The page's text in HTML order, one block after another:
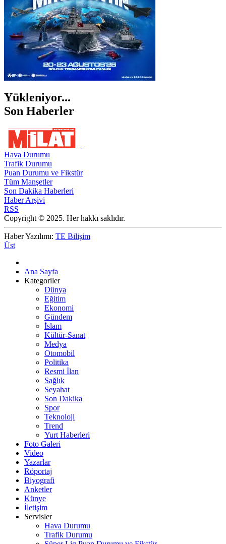
Yükleniyor...
Son Haberler
Hava Durumu
Trafik Durumu
Puan Durumu ve Fikstür
Tüm Manşetler
Son Dakika Haberleri
Haber Arşivi
RSS
Copyright © 2025. Her hakkı saklıdır.
Haber Yazılımı: TE Bilişim
Üst
Ana Sayfa
Kategoriler
Dünya
Eğitim
Ekonomi
Gündem
İslam
Kültür-Sanat
Medya
Otomobil
Politika
Resmi İlan
Sağlık
Seyahat
Son Dakika
Spor
Teknoloji
Trend
Yurt Haberleri
Foto Galeri
Video
Yazarlar
Röportaj
Biyografi
Anketler
Künye
İletişim
Servisler
Hava Durumu
Trafik Durumu